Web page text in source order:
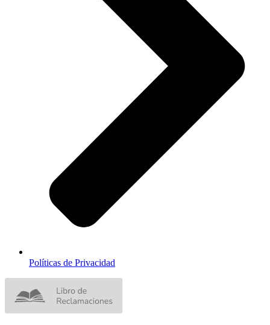
Políticas de Privacidad